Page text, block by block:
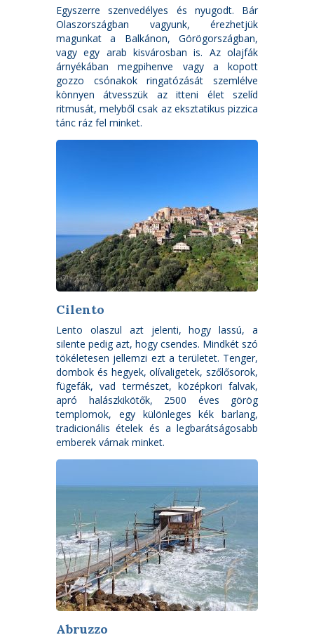
Egyszerre szenvedélyes és nyugodt. Bár
Olaszországban vagyunk, érezhetjük
magunkat a Balkánon, Görögországban,
vagy egy arab kisvárosban is. Az olajfák
árnyékában megpihenve vagy a kopott
gozzo csónakok ringatózását szemlélve
könnyen átvesszük az itteni élet szelíd
ritmusát, melyből csak az eksztatikus pizzica
tánc ráz fel minket.
Cilento
Lento olaszul azt jelenti, hogy lassú, a
silente pedig azt, hogy csendes. Mindkét szó
tökéletesen jellemzi ezt a területet. Tenger,
dombok és hegyek, olívaligetek, szőlősorok,
fügefák, vad természet, középkori falvak,
apró halászkikötők, 2500 éves görög
templomok, egy különleges kék barlang,
tradicionális ételek és a legbarátságosabb
emberek várnak minket.
Abruzzo